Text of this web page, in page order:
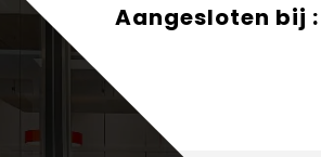
Aangesloten bij :